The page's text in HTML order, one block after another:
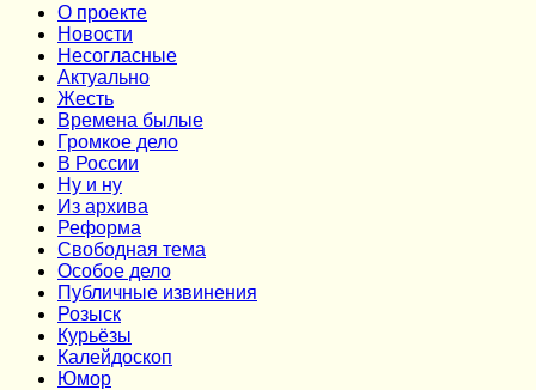
О проекте
Новости
Несогласные
Актуально
Жесть
Времена былые
Громкое дело
В России
Ну и ну
Из архива
Реформа
Cвободная тема
Особое дело
Публичные извинения
Розыск
Курьёзы
Калейдоскоп
Юмор